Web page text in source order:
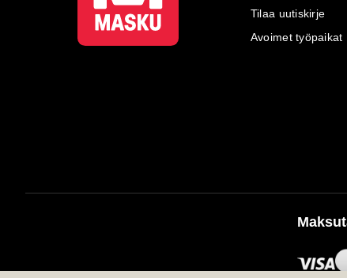
Tilaa uutiskirje
Avoimet työpaikat